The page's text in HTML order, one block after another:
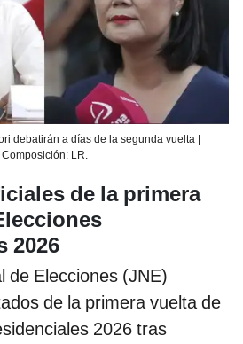
debatirán a días de la segunda vuelta |
Composición: LR.
de la primera
2026
de Elecciones (JNE)
de la primera vuelta de
2026 tras